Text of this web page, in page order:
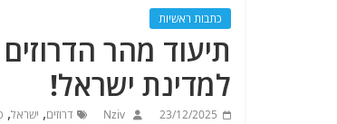
כתבות ראשיות
תיעוד מהר
למדינת ישראל!
23/12/2025
Nziv דרוזים, ישראל,